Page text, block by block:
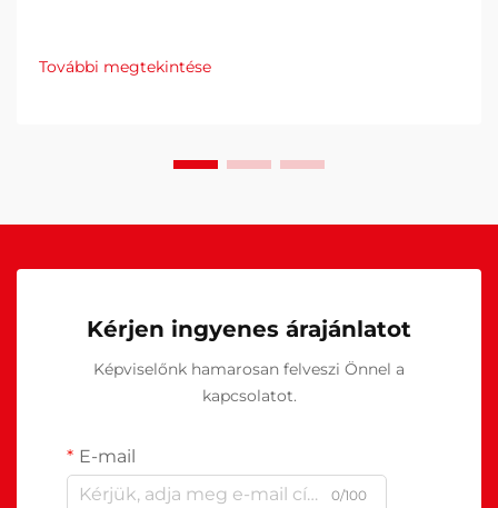
További megtekintése
Kérjen ingyenes árajánlatot
Képviselőnk hamarosan felveszi Önnel a
kapcsolatot.
E-mail
0/100